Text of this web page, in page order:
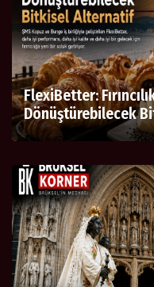
FlexiBetter:
Dönüştürebilecek